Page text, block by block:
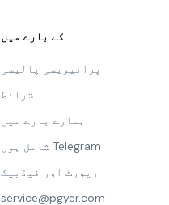
کے بارے میں
پرائیویسی پالیسی
شرائط
ہمارے بارے میں
شامل ہوں Telegram
رپورٹ اور فیڈبیک
service@pgyer.com